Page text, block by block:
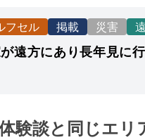
フセル 掲載 災害
遠方にあり長年見に
験談と同じエリ